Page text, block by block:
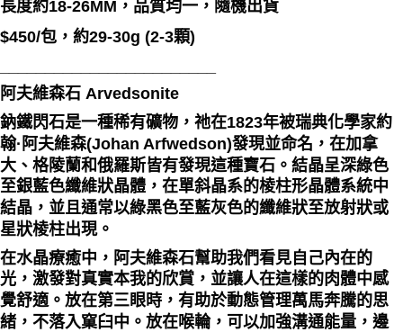
長度約18-26MM，品質均一，隨機出貨
$450/包，約29-30g (2-3顆)
阿夫維森石 Arvedsonite
鈉鐵閃石是一種稀有礦物，祂在1823年被瑞典化學家約
翰·阿夫維森(Johan Arfwedson)發現並命名，在加拿
大、格陵蘭和俄羅斯皆有發現這種寶石。結晶呈深綠色
至銀藍色纖維狀晶體，在單斜晶系的棱柱形晶體系統中
結晶，並且通常以綠黑色至藍灰色的纖維狀至放射狀或
星狀棱柱出現。
在水晶療癒中，阿夫維森石幫助我們看見自己內在的
光，激發對真實本我的欣賞，並讓人在這樣的肉體中感
覺舒適。放在第三眼時，有助於動態管理萬馬奔騰的思
緒，不落入窠臼中。放在喉輪，可以加強溝通能量，邊